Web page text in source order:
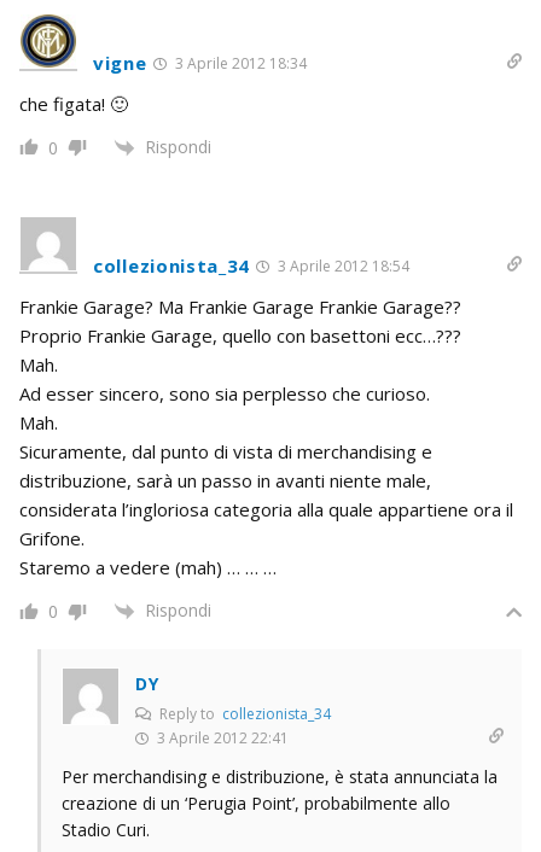
vigne 3 Aprile 2012 18:34
che figata! 🙂
0 Rispondi
collezionista_34 3 Aprile 2012 18:54
Frankie Garage? Ma Frankie Garage Frankie Garage??
Proprio Frankie Garage, quello con basettoni ecc…???
Mah.
Ad esser sincero, sono sia perplesso che curioso.
Mah.
Sicuramente, dal punto di vista di merchandising e
distribuzione, sarà un passo in avanti niente male,
considerata l’ingloriosa categoria alla quale appartiene ora il
Grifone.
Staremo a vedere (mah) … … …
0 Rispondi
DY
Reply to collezionista_34
3 Aprile 2012 22:41
Per merchandising e distribuzione, è stata annunciata la
creazione di un ‘Perugia Point’, probabilmente allo
Stadio Curi.